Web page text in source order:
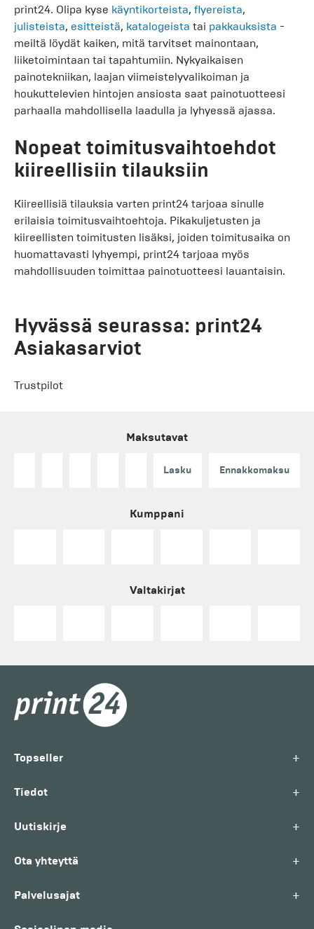
print24. Olipa kyse käyntikorteista, flyereista,
julisteista, esitteistä, katalogeista tai pakkauksista -
meiltä löydät kaiken, mitä tarvitset mainontaan,
liiketoimintaan tai tapahtumiin. Nykyaikaisen
painotekniikan, laajan viimeistelyvalikoiman ja
houkuttelevien hintojen ansiosta saat painotuotteesi
parhaalla mahdollisella laadulla ja lyhyessä ajassa.
Nopeat toimitusvaihtoehdot
kiireellisiin tilauksiin
Kiireellisiä tilauksia varten print24 tarjoaa sinulle
erilaisia toimitusvaihtoehtoja. Pikakuljetusten ja
kiireellisten toimitusten lisäksi, joiden toimitusaika on
huomattavasti lyhyempi, print24 tarjoaa myös
mahdollisuuden toimittaa painotuotteesi lauantaisin.
Hyvässä seurassa: print24
Asiakasarviot
Trustpilot
Maksutavat
Lasku Ennakkomaksu
Kumppani
Valtakirjat
Topseller +
Tiedot +
Uutiskirje +
Ota yhteyttä +
Palvelusajat +